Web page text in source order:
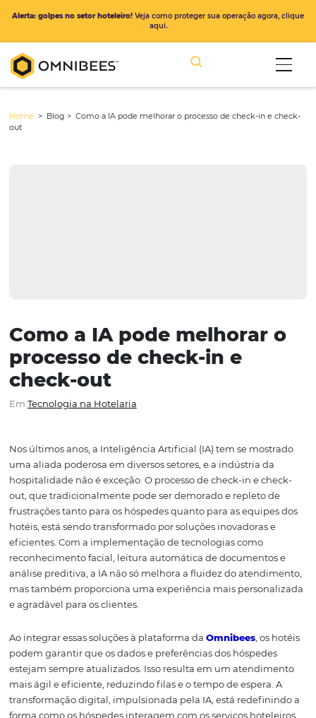
Como a IA pode
check-out
Em Tecnologia na Hotelaria
Nos últimos anos, a Inteligência Artificial (IA) tem se
uma aliada poderosa em diversos setores, e a indústria
hospitalidade não é exceção. O processo de check-in e
out, que tradicionalmente pode ser demorado e repleto
frustrações tanto para os hóspedes quanto para as
eficientes. Com a implementação de tecnologias como
reconhecimento facial, leitura automática de
análise preditiva, a IA não só melhora a fluidez do
mas também proporciona uma experiência mais
e agradável para os clientes.
Alerta: golpes no setor hoteleiro!Veja como proteger sua operação